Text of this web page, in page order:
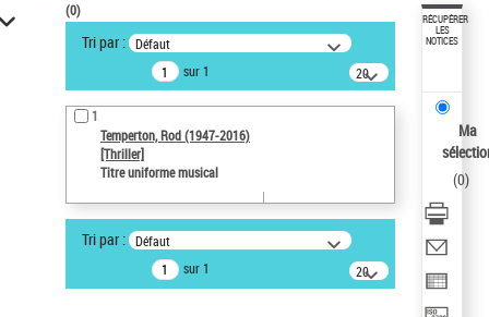
VOTRE RECHERCHE
Recherche avancée dans les
notices d’autorité
Œuvres liées à l'auteur :
Temperton, Rod (1947-2016)
Auteur d’œuvre
Type de notice d'autorité
Œuvre
Pays
(0)
Tri par : Défaut
sur 1
20
résultats/page
1
Temperton, Rod (1947-2016)
[Thriller]
Titre uniforme musical
Tri par : Défaut
sur 1
20
résultats/page
RÉCUPÉRER
LES
NOTICES
Ma
(0)